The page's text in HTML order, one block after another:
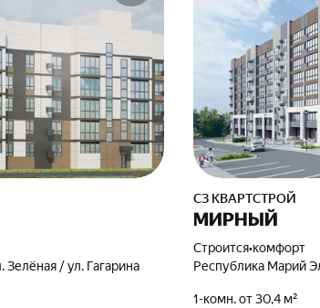
/ ул. Гагарина
СЗ КВАРТСТРОЙ
МИРНЫЙ
Строится•комфорт
Республика Марий
1-комн. от 30,4 м²